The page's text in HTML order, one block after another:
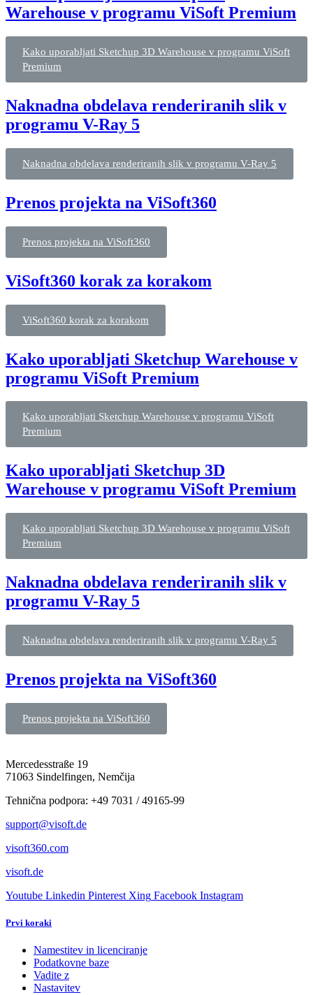
Warehouse v programu ViSoft Premium
Kako uporabljati Sketchup 3D Warehouse v programu ViSoft
Premium
Naknadna obdelava renderiranih slik v
programu V-Ray 5
Naknadna obdelava renderiranih slik v programu V-Ray 5
Prenos projekta na ViSoft360
Prenos projekta na ViSoft360
ViSoft360 korak za korakom
ViSoft360 korak za korakom
Kako uporabljati Sketchup Warehouse v
programu ViSoft Premium
Kako uporabljati Sketchup Warehouse v programu ViSoft
Premium
Kako uporabljati Sketchup 3D
Warehouse v programu ViSoft Premium
Kako uporabljati Sketchup 3D Warehouse v programu ViSoft
Premium
Naknadna obdelava renderiranih slik v
programu V-Ray 5
Naknadna obdelava renderiranih slik v programu V-Ray 5
Prenos projekta na ViSoft360
Prenos projekta na ViSoft360
Mercedesstraße 19
71063 Sindelfingen, Nemčija
Tehnična podpora: +49 7031 / 49165-99
support@visoft.de
visoft360.com
visoft.de
Youtube Linkedin Pinterest Xing Facebook Instagram
Prvi koraki
Namestitev in licenciranje
Podatkovne baze
Vadite z
Nastavitev